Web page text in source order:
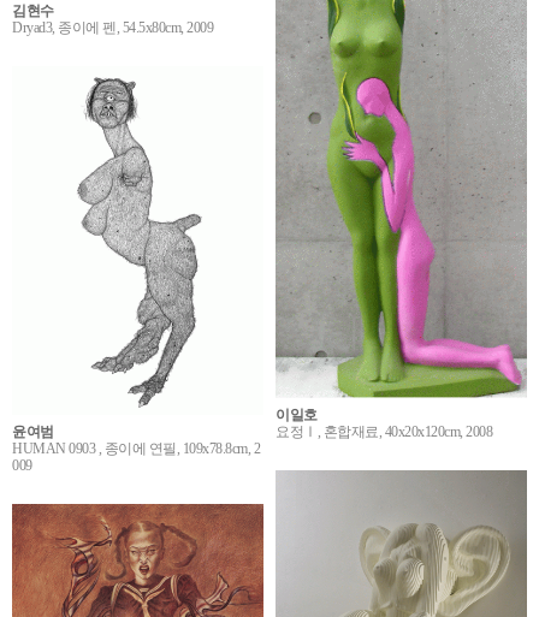
김현수
Dryad3, 종이에 펜, 54.5x80cm, 2009
이일호
요정Ⅰ, 혼합재료, 40x20x120cm, 2008
윤여범
HUMAN 0903 , 종이에 연필, 109x78.8cm, 2
009